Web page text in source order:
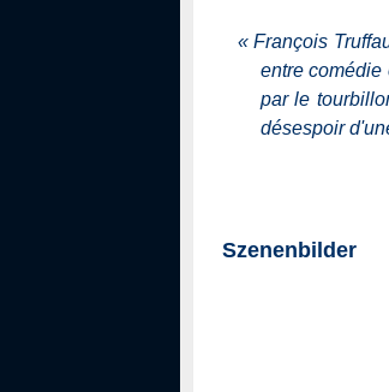
«François
entre comédie
par le
désespoir
Szenenbilder